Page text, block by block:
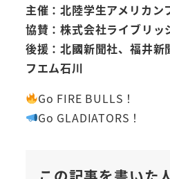
主催：北陸学生アメリカン
協賛：株式会社ライブリッ
後援：北國新聞社、福井新
フエム石川
Go FIRE BULLS！
Go GLADIATORS！